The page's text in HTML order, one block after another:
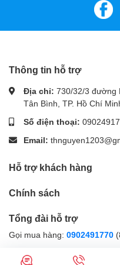
So với các sản phẩm cùng
Atom V2 650 tuy không quá
Thông tin hỗ trợ
Địa chỉ: 730/32/3 đường
Tân Bình, TP. Hồ Chí
Số điện thoại:
Email:
Hỗ trợ khách hàng
Chính sách
Tổng đài hỗ trợ
Gọi mua hàng: 0902491770
Gọi bảo hành: 0902491770